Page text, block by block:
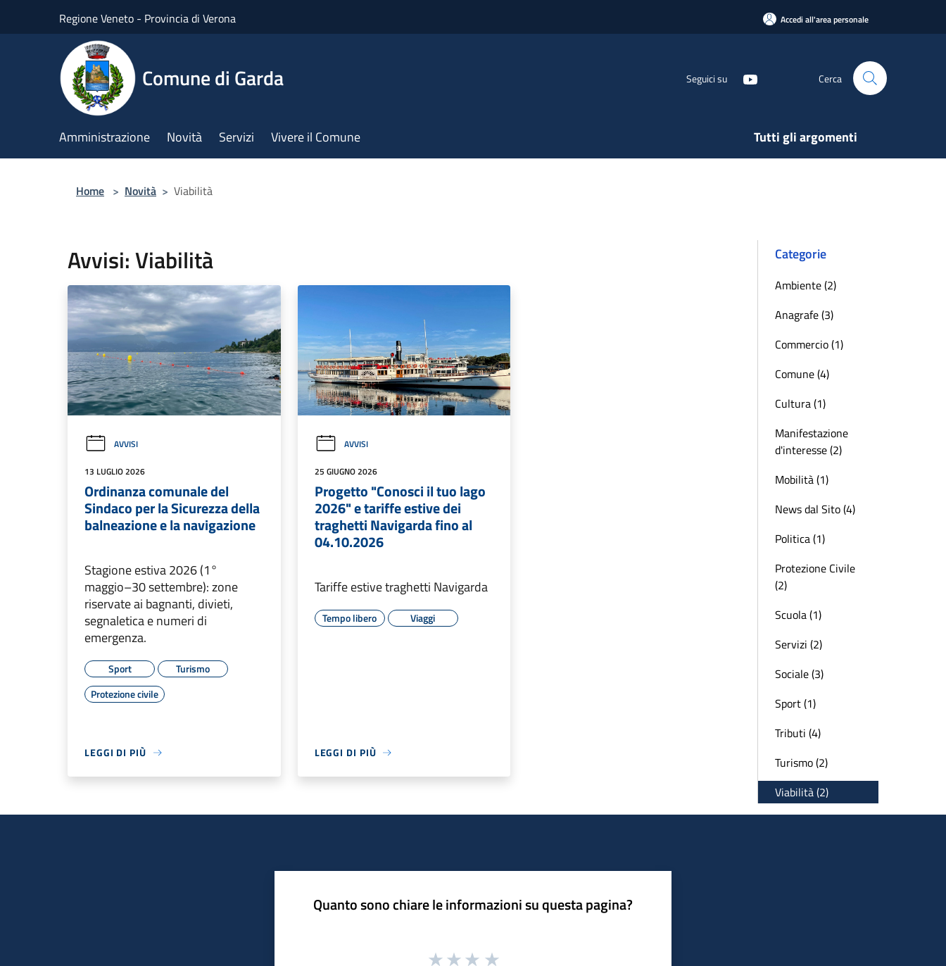
Regione Veneto - Provincia di Verona Accedi all'area personale
Comune di Garda Seguici su Cerca
Amministrazione Novità Servizi Vivere il Comune Tutti gli argomenti
Home > Novità > Viabilità
Avvisi: Viabilità
AVVISI
13 LUGLIO 2026
Ordinanza comunale del
Sindaco per la Sicurezza della
balneazione e la navigazione
Stagione estiva 2026 (1°
maggio–30 settembre): zone
riservate ai bagnanti, divieti,
segnaletica e numeri di
emergenza.
Sport
Turismo
Protezione civile
LEGGI DI PIÙ
AVVISI
25 GIUGNO 2026
Progetto "Conosci il tuo lago
2026" e tariffe estive dei
traghetti Navigarda fino al
04.10.2026
Tariffe estive traghetti Navigarda
Tempo libero Viaggi
LEGGI DI PIÙ
Categorie
Ambiente (2)
Anagrafe (3)
Commercio (1)
Comune (4)
Cultura (1)
Manifestazione
d'interesse (2)
Mobilità (1)
News dal Sito (4)
Politica (1)
Protezione Civile
(2)
Scuola (1)
Servizi (2)
Sociale (3)
Sport (1)
Tributi (4)
Turismo (2)
Viabilità (2)
Quanto sono chiare le informazioni su questa pagina?